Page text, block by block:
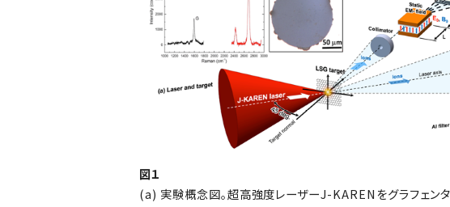
図１
(a) 実験概念図。超高強度レーザーJ-KARENをグラフェン